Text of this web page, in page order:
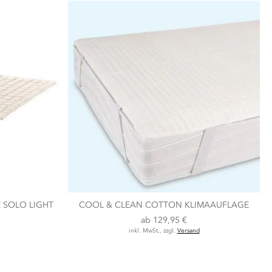
SOLO LIGHT
COOL & CLEAN COTTON KLIMAAUFLAGE
ab 129,95 €
inkl. MwSt., zzgl. Versand